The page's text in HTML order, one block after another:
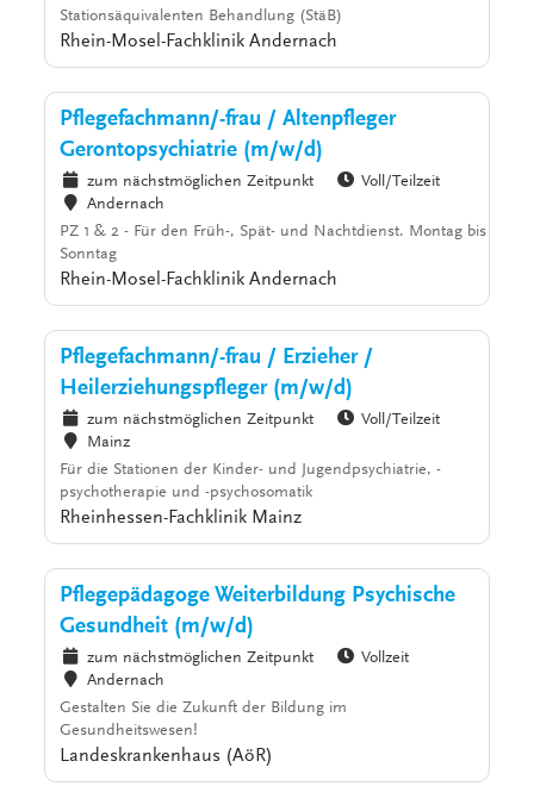
Stationsäquivalenten Behandlung (StäB)
Rhein-Mosel-Fachklinik Andernach
Pflegefachmann/-frau / Altenpfleger
Gerontopsychiatrie (m/w/d)
zum nächstmöglichen Zeitpunkt
Voll/Teilzeit
Andernach
PZ 1 & 2 - Für den Früh-, Spät- und Nachtdienst. Montag bis
Sonntag
Rhein-Mosel-Fachklinik Andernach
Pflegefachmann/-frau / Erzieher /
Heilerziehungspfleger (m/w/d)
zum nächstmöglichen Zeitpunkt
Voll/Teilzeit
Mainz
Für die Stationen der Kinder- und Jugendpsychiatrie, -
psychotherapie und -psychosomatik
Rheinhessen-Fachklinik Mainz
Pflegepädagoge Weiterbildung Psychische
Gesundheit (m/w/d)
zum nächstmöglichen Zeitpunkt
Vollzeit
Andernach
Gestalten Sie die Zukunft der Bildung im
Gesundheitswesen!
Landeskrankenhaus (AöR)